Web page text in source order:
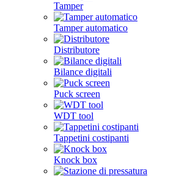
Tamper
Tamper automatico
Distributore
Bilance digitali
Puck screen
WDT tool
Tappetini costipanti
Knock box